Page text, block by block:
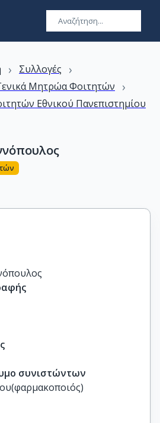
› Συλλογές ›
Μητρώα Φοιτητών ›
Εθνικού Πανεπιστημίου
συνιστώντων